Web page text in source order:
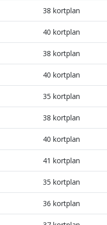
38 kortplan
40 kortplan
38 kortplan
40 kortplan
35 kortplan
38 kortplan
40 kortplan
41 kortplan
35 kortplan
36 kortplan